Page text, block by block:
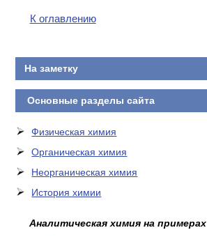
К оглавлению
На заметку
Основные разделы сайта
Физическая химия
Органическая химия
Неорганическая химия
История химии
Аналитическая химия на примерах